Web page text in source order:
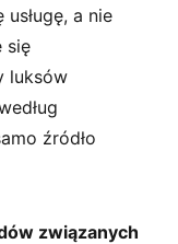
usługę, a nie
się
luksów
źródło
związanych